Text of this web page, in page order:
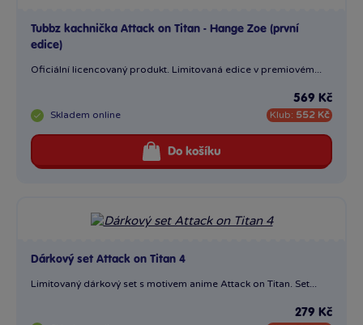
Tubbz kachnička Attack on Titan - Hange Zoe (první
edice)
Oficiální licencovaný produkt. Limitovaná edice v premiovém...
Skladem online
569 Kč
Klub: 552 Kč
Do košíku
Dárkový set Attack on Titan 4
Limitovaný dárkový set s motivem anime Attack on Titan. Set...
279 Kč